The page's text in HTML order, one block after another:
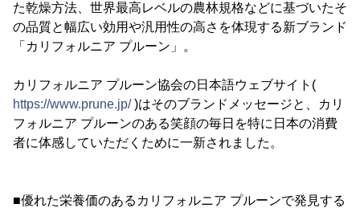
た乾燥方法、世界最高レベルの農林規格などに基づいたそ
の品質と幅広い効用や汎用性の高さを体現する新ブランド
「カリフォルニア プルーン」。
カリフォルニア プルーン協会の日本語ウェブサイト(
https://www.prune.jp/)はそのブランドメッセージと、カリ
フォルニア プルーンのある笑顔の毎日を特に日本の消費
者に体感していただくために一新されました。
■優れた栄養価のあるカリフォルニア プルーンで発見する